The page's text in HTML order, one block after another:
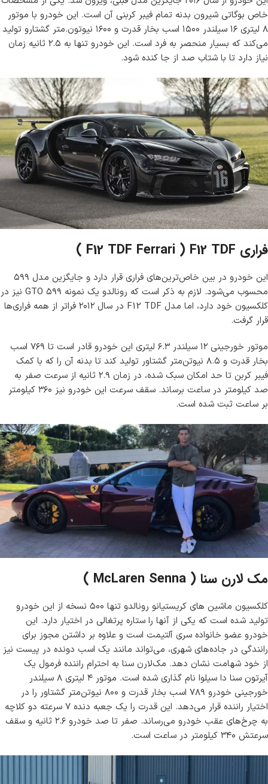
خاص بوگاتی شیرون بدنه تمام فیبر کربنی آن است. این خودرو با موتور
۸ لیتری ۱۶ سیلندر ۱۵۰۰ اسب بخار قدرت و ۱۶۰۰ نیوتون.متر گشتارو تولید
می‌کند که بسیار منحصر به فرد است. این خودرو تنها به ۲.۵ ثانیه زمان
نیاز دارد تا با شتاب صد از جا کنده شود.
فراری F12 TDF Ferrari ) F12 TDF )
این خودرو در بین خاص‌ترین‌های فراری قرار دارد و جایگزین مدل ۵۹۹
محسوب می‌شود. لازم به ذکر است که رونالدو یک نمونه ۵۹۹ GTO نیز در
کلکسیون خود دارد، اما مدل F12 TDF در سال ۲۰۱۲ فراتر از همه فراری‌ها
قرار گرفت.
موتور خورجینی ۱۲ سیلندر ۶.۳ لیتری این خودرو قادر است تا ۷۶۹ اسب
بخار قدرت و ۸.۵ نیوتن‌متر گشتاور تولید کند تا بدنه آن را که با کمک
فیبر کربن تا حد امکان سبک شده، در زمان ۲.۹ ثانیه از سرعت صفر به
صد کیلومتر در ساعت برساند. سقف سرعت این خودرو نیز ۳۶۰ کیلومتر
بر ساعت ثبت شده است.
مک لارن سنا ( McLaren Senna )
کلکسیون ماشین های کریستیانو رونالدو تنها ۵۰۰ نسخه از این خودرو
تولید شده است که یکی از آنها را ستاره پرتغالی در اختیار دارد. این
خودرو عضو خانواده سری آلتیمت است و علاوه بر داشتن مجوز برای
رانندگی در جاده‌های شهری، می‌تواند مانند یک اسب دونده در پیست نیز
از خود شهامت نشان دهد. مک‌لارن سنا به احترام راننده فرمول یک
آیرتون سنا
دا سیلوا نام گذاری شده است. موتور ۴ لیتری ۸ سیلندر
خورجینی خودرو ۷۸۹ اسب بخار قدرت و ۸۰۰ نیوتن‌متر گشتاور را در
اختیار راننده قرار می‌دهد. این قدرت را یک جعبه دنده ۷ سرعته دو کلاچه
به چرخ‌های عقب خودرو می‌رساند. صفر تا صد خودرو ۲.۶ ثانیه و سقف
سرعتش ۳۴۰ کیلومتر در ساعت است.